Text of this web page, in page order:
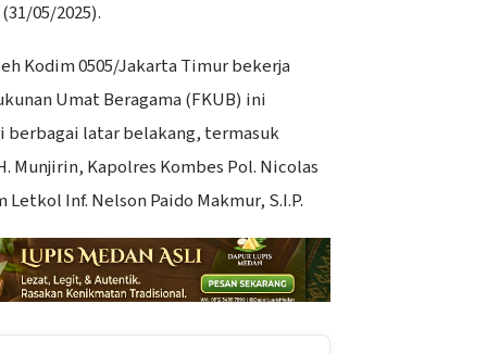
05/2025).
Kodim 0505/Jakarta Timur bekerja
Umat Beragama (FKUB) ini
berbagai latar belakang, termasuk
Munjirin, Kapolres Kombes Pol. Nicolas
Inf. Nelson Paido Makmur, S.I.P.